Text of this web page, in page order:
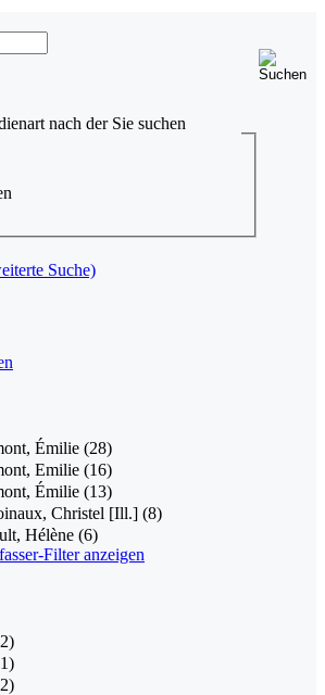
nach der Sie suchen
Suche)
Émilie (28)
Emilie (16)
Émilie (13)
Christel [Ill.] (8)
Hélène (6)
Filter anzeigen